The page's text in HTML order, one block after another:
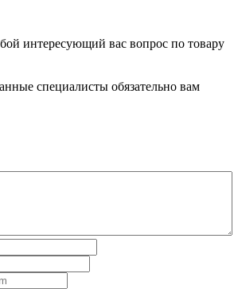
интересующий вас вопрос по товару
специалисты обязательно вам